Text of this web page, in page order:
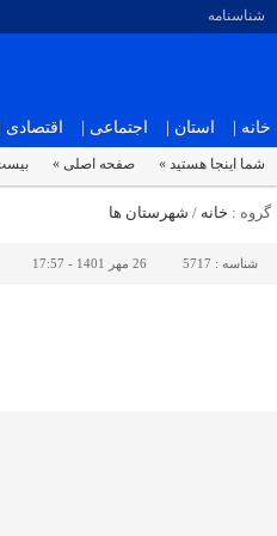
شناسنامه
خانه | استان | اجتماعی | اقتصادی |
شما اینجا هستید » صفحه اصلی » بیست‌و
گروه : خانه / شهرستان ها
شناسه : 5717 26 مهر 1401 - 17:57